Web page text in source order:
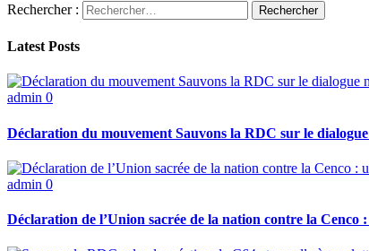
Rechercher :
Latest Posts
admin 0
Déclaration du mouvement Sauvons la RDC sur le
admin 0
Déclaration de l’Union sacrée de la nation contre la